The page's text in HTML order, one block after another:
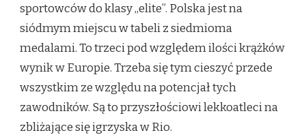
sportowców do klasy „elite”. Polska jest na
siódmym miejscu w tabeli z siedmioma
medalami. To trzeci pod względem ilości krążków
wynik w Europie. Trzeba się tym cieszyć przede
wszystkim ze względu na potencjał tych
zawodników. Są to przyszłościowi lekkoatleci na
zbliżające się igrzyska w Rio.